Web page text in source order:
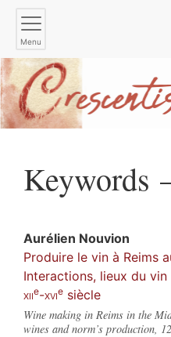
Menu
Keywords
Aurélien Nouvion
Produire le vin à Reims
Interactions, lieux du
xiie-xvie siècle
Wine making in Reims in the
wines and norm’s production,